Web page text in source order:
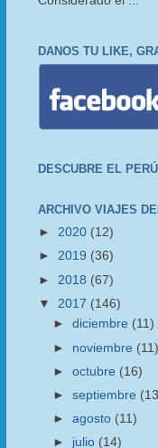
DANOS TU LIKE,
DESCUBRE EL PERÚ
ARCHIVO VIAJES
► 2020 (12)
► 2019 (36)
► 2018 (67)
▼ 2017 (146)
►diciembre (11)
► noviembre (11)
►octubre (16)
►septiembre
►agosto (11)
► julio (14)